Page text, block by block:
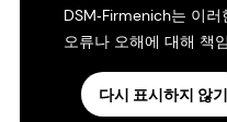
DSM‑Firmenich는 이
오류나 오해에 대해 책
다시 표시하지 않기
접근성 성명서
법적 정보